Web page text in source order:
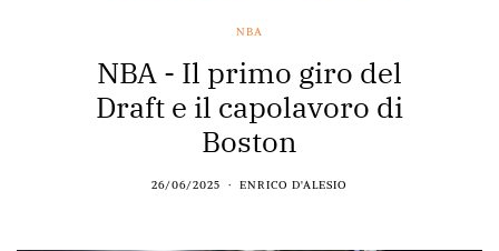
NBA
NBA - Il primo giro del
Draft e il capolavoro di
Boston
26/06/2025 ENRICO D'ALESIO